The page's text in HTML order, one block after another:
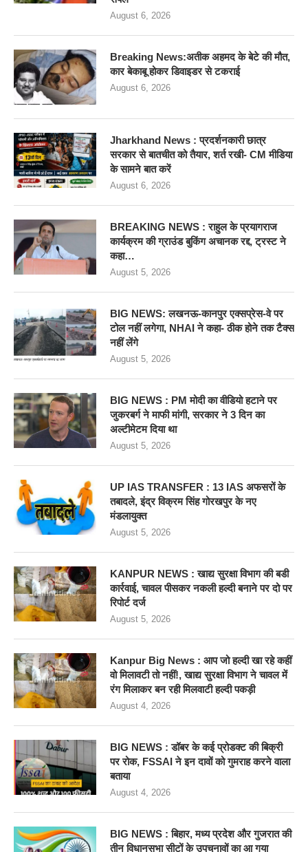
August 6, 2026
Breaking News:अतीक अहमद के बेटे की मौत,
कार बेकाबू होकर डिवाइडर से टकराई
August 6, 2026
Jharkhand News : प्रदर्शनकारी छात्र
सरकार से बातचीत को तैयार, शर्त रखी- CM मीडिया
के सामने बात करें
August 6, 2026
BREAKING NEWS : राहुल के प्रयागराज
कार्यक्रम की ग्राउंड बुकिंग अचानक रद्द, ट्रस्ट ने
कहा…
August 5, 2026
BIG NEWS: लखनऊ-कानपुर एक्सप्रेस-वे पर
टोल नहीं लगेगा, NHAI ने कहा- ठीक होने तक टैक्स
नहीं लेंगे
August 5, 2026
BIG NEWS : PM मोदी का वीडियो हटाने पर
जुकरबर्ग ने माफी मांगी, सरकार ने 3 दिन का
अल्टीमेटम दिया था
August 5, 2026
UP IAS TRANSFER : 13 IAS अफसरों के
तबादले, इंद्र विक्रम सिंह गोरखपुर के नए
मंडलायुक्त
August 5, 2026
KANPUR NEWS : खाद्य सुरक्षा विभाग की बडी
कार्रवाई, चावल पीसकर नकली हल्दी बनाने पर दो पर
रिपोर्ट दर्ज
August 5, 2026
Kanpur Big News : आप जो हल्दी खा रहे कहीं
वो मिलावटी तो नहीं!, खाद्य सुरक्षा विभाग ने चावल में
रंग मिलाकर बन रही मिलवाटी हल्दी पकड़ी
August 4, 2026
BIG NEWS : डॉबर के कई प्रोडक्ट की बिक्री
पर रोक, FSSAI ने इन दावों को गुमराह करने वाला
बताया
August 4, 2026
BIG NEWS : बिहार, मध्य प्रदेश और गुजरात की
तीन विधानसभा सीटों के उपचुनावों का आ गया